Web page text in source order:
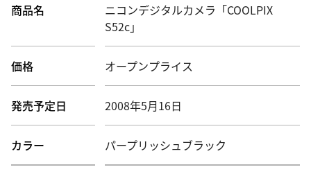
商品名
ニコンデジタルカメラ「COOLPIX
S52c」
価格 オープンプライス
発売予定日 2008年5月16日
カラー パープリッシュブラック